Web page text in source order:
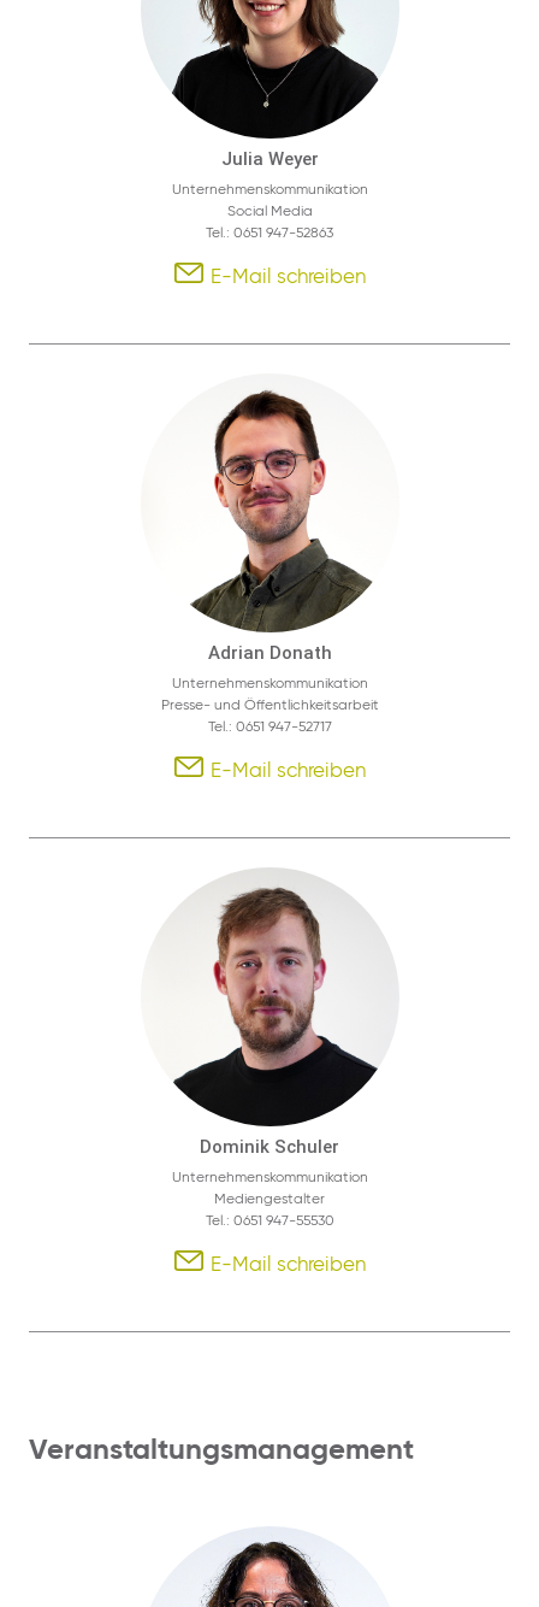
Julia Weyer
Unternehmenskommunikation
Social Media
Tel.: 0651 947-52863
E-Mail schreiben
Adrian Donath
Unternehmenskommunikation
Presse- und Öffentlichkeitsarbeit
Tel.: 0651 947-52717
E-Mail schreiben
Dominik Schuler
Unternehmenskommunikation
Mediengestalter
Tel.: 0651 947-55530
E-Mail schreiben
Veranstaltungsmanagement